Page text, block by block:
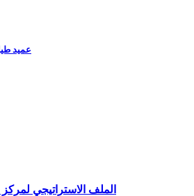
عميد
الملف الاستراتيجي لمركز